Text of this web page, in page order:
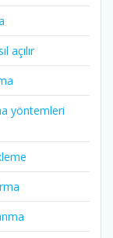
açılır
yöntemleri